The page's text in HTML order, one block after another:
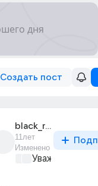
Создать пост
black_raven_120
11лет
Изменено
Уважаемый